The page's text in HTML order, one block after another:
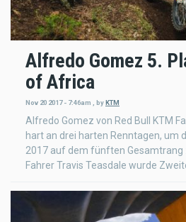
Alfredo Gomez 5.
of Africa
Nov 20 2017 - 7:46am , by KTM
Alfredo Gomez von Red Bull KTM
hart an drei harten Renntagen, um
2017 auf dem fünften Gesamtrang
Fahrer Travis Teasdale wurde